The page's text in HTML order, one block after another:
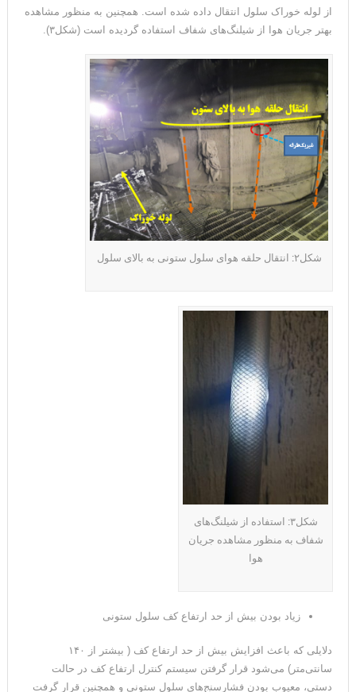
از لوله خوراک سلول انتقال داده شده است. همچنین به منظور مشاهده
بهتر جریان هوا از شیلنگ‌های شفاف استفاده گردیده است (شکل۳).
شکل۲: انتقال حلقه هوای سلول ستونی به بالای سلول
شکل۳: استفاده از شیلنگ‌های
شفاف به منظور مشاهده جریان
هوا
زیاد بودن بیش از حد ارتفاع کف سلول ستونی
دلایلی که باعث افزایش بیش از حد ارتفاع کف ( بیشتر از ۱۴۰
سانتی‌متر) می‌شود قرار گرفتن سیستم کنترل ارتفاع کف در حالت
دستی، معیوب بودن فشارسنج‌های سلول ‌ستونی و همچنین قرار گرفت